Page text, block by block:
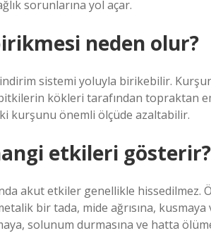
sorunlarına yol açar.
neden olur?
sistemi yoluyla birikebilir.
bitkilerin kökleri tarafından topraktan
kurşunu önemli ölçüde azaltabilir.
etkileri gösterir?
akut etkiler genellikle hissedilmez.
bir tada, mide ağrısına,
solunum durmasına ve hatta